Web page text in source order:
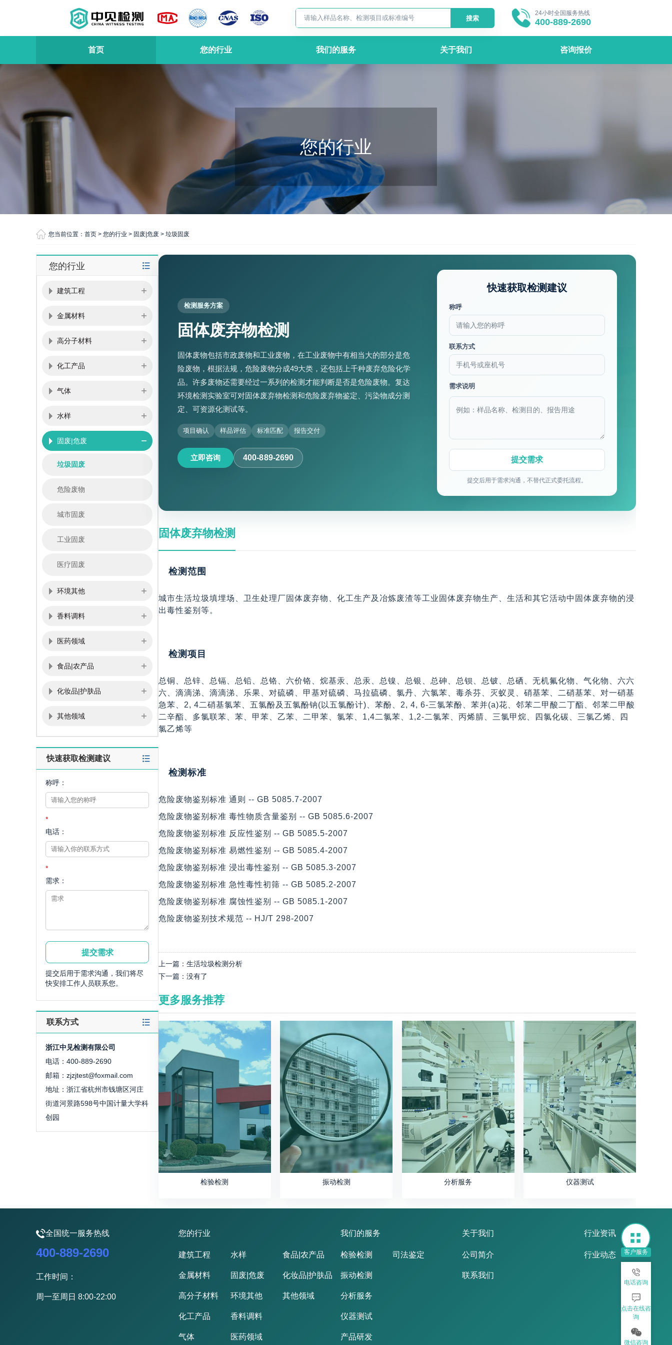
搜索
24小时全国服务热线
400-889-2690
首页 您的行业 我们的服务 关于我们 咨询报价
您的行业
您当前位置： 首页 > 您的行业 > 固废|危废 > 垃圾固废
您的行业
建筑工程
金属材料
高分子材料
化工产品
气体
水样
固废|危废
垃圾固废
危险废物
城市固废
工业固废
医疗固废
环境其他
香料调料
医药领域
食品|农产品
化妆品|护肤品
其他领域
快速获取检测建议
称呼：
*
电话：
*
需求：
提交后用于需求沟通，我们将尽
快安排工作人员联系您。
联系方式
浙江中见检测有限公司
电话：400-889-2690
邮箱：zjzjtest@foxmail.com
地址：浙江省杭州市钱塘区河庄
街道河景路598号中国计量大学科
创园
检测服务方案
固体废弃物检测
固体废物包括市政废物和工业废物，在工业废物中有相当大的部分是危
险废物，根据法规，危险废物分成49大类，还包括上千种废弃危险化学
品。许多废物还需要经过一系列的检测才能判断是否是危险废物。复达
环境检测实验室可对固体废弃物检测和危险废弃物鉴定、污染物成分测
定、可资源化测试等。
项目确认 样品评估 标准匹配 报告交付
立即咨询 400-889-2690
快速获取检测建议
称呼
联系方式
需求说明
提交后用于需求沟通，不替代正式委托流程。
固体废弃物检测
检测范围
城市生活垃圾填埋场、卫生处理厂固体废弃物、化工生产及冶炼废渣等工业固体废弃物生产、生活和其它活动中固体废弃物的浸
出毒性鉴别等。
检测项目
总铜、总锌、总镉、总铅、总铬、六价铬、烷基汞、总汞、总镍、总银、总砷、总钡、总铍、总硒、无机氟化物、气化物、六六
六、滴滴涕、滴滴涕、乐果、对硫磷、甲基对硫磷、马拉硫磷、氯丹、六氯苯、毒杀芬、灭蚁灵、硝基苯、二硝基苯、对一硝基
急苯、2, 4二硝基氯苯、五氯酚及五氯酚钠(以五氯酚计)、苯酚、2, 4, 6-三氯苯酚、苯并(a)花、邻苯二甲酸二丁酯、邻苯二甲酸
二辛酯、多氯联苯、苯、甲苯、乙苯、二甲苯、氯苯、1,4二氯苯、1,2-二氯苯、丙烯腈、三氯甲烷、四氯化碳、三氯乙烯、四
氯乙烯等
检测标准
危险废物鉴别标准 通则 -- GB 5085.7-2007
危险废物鉴别标准 毒性物质含量鉴别 -- GB 5085.6-2007
危险废物鉴别标准 反应性鉴别 -- GB 5085.5-2007
危险废物鉴别标准 易燃性鉴别 -- GB 5085.4-2007
危险废物鉴别标准 浸出毒性鉴别 -- GB 5085.3-2007
危险废物鉴别标准 急性毒性初筛 -- GB 5085.2-2007
危险废物鉴别标准 腐蚀性鉴别 -- GB 5085.1-2007
危险废物鉴别技术规范 -- HJ/T 298-2007
上一篇： 生活垃圾检测分析
下一篇： 没有了
更多服务推荐
检验检测 振动检测 分析服务 仪器测试
全国统一服务热线
400-889-2690
工作时间：
周一至周日 8:00-22:00
您的行业
建筑工程
金属材料
高分子材料
化工产品
气体
水样
固废|危废
环境其他
香料调料
医药领域
食品|农产品
化妆品|护肤品
其他领域
我们的服务
检验检测
振动检测
分析服务
仪器测试
产品研发
司法鉴定
关于我们
公司简介
联系我们
行业资讯
行业动态 客户服务
电话咨询
点击在线咨
询
微信咨询